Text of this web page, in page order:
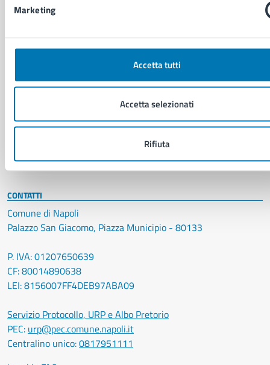
Marketing
Accetta tutti
Accetta selezionati
Rifiuta
Notizie
Comunicati stampa della Giunta Comunale
Comunicati stampa del Consiglio Comunale
Luoghi
CONTATTI
Comune di Napoli
Palazzo San Giacomo, Piazza Municipio - 80133
P. IVA: 01207650639
CF: 80014890638
LEI: 8156007FF4DEB97ABA09
Servizio Protocollo, URP e Albo Pretorio
PEC: urp@pec.comune.napoli.it
Centralino unico:0817951111